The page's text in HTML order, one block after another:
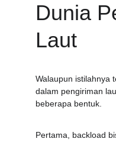
Dunia
Laut
Walaupun istilahnya
dalam pengiriman
beberapa bentuk.
Pertama, backload